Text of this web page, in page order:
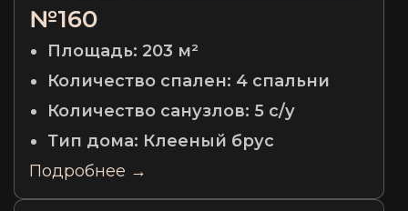
№160
Площадь: 203 м²
Количество спален: 4 спальни
Количество санузлов: 5 с/у
Тип дома: Клееный брус
Подробнее →